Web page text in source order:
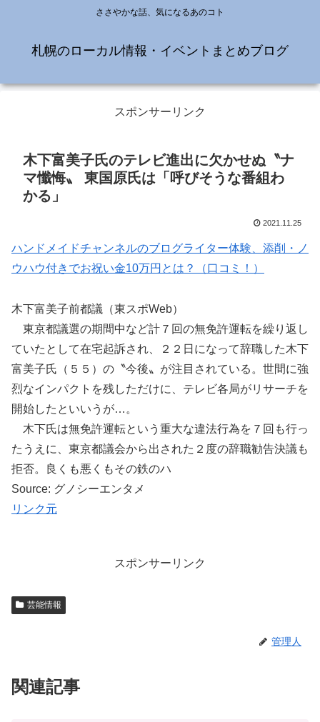
ささやかな話、気になるあのコト
札幌のローカル情報・イベントまとめブログ
スポンサーリンク
木下富美子氏のテレビ進出に欠かせぬ〝ナ
マ懺悔〟 東国原氏は「呼びそうな番組わ
かる」
2021.11.25
ハンドメイドチャンネルのブログライター体験、添削・ノ
ウハウ付きでお祝い金10万円とは？（口コミ！）
木下富美子前都議（東スポWeb）
東京都議選の期間中など計７回の無免許運転を繰り返し
ていたとして在宅起訴され、２２日になって辞職した木下
富美子氏（５５）の〝今後〟が注目されている。世間に強
烈なインパクトを残しただけに、テレビ各局がリサーチを
開始したといいうが…。
木下氏は無免許運転という重大な違法行為を７回も行っ
たうえに、東京都議会から出された２度の辞職勧告決議も
拒否。良くも悪くもその鉄のハ
Source: グノシーエンタメ
リンク元
スポンサーリンク
芸能情報
管理人
関連記事